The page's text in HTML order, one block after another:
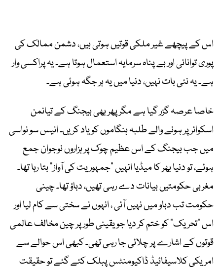
اس کے پیچھے غیر ملکی قوتیں ہوتی ہیں، دشمن ممالک کی
پوری توانائی اور بے پناہ سرمایہ استعمال ہوتا ہے۔ یہ پراکسی وار
ہے۔ یہ نئی بات نہیں، دنیا میں یہ ہر جگہ ہوئی ہے۔
خاصا عرصہ گزر گیا ہے مگر پھر بھی بیجنگ کے تیانمن
اسکوائر پر ہونے والے طلبہ ہنگاموں کو یاد کریں۔ انیس سو نواسی
میں جب بیجنگ کے اس عظیم چوک پر ہزاروں نوجوان جمع
ہوئے، تو دنیا بھر کا میڈیا انہیں “جمہوریت کی آواز” بتا رہا تھا۔
مغربی حکومتیں بیانات دے رہی تھیں، دباؤ تھا۔ چینی
حکومت تب دباو میں نہیں آئی ، انہوں نے سختی سے کام لیا اور
اس “تحریک” کو ختم کر دیا جو یقینی طور پر چین مخالف عالمی
قوتوں کے اشارے پر چلائی جا رہی تھی۔ کبھی اس حوالے سے
امریکی کلاسیفائیڈ ڈاکیومنٹس پبلک کئے گئے تو حقیقت